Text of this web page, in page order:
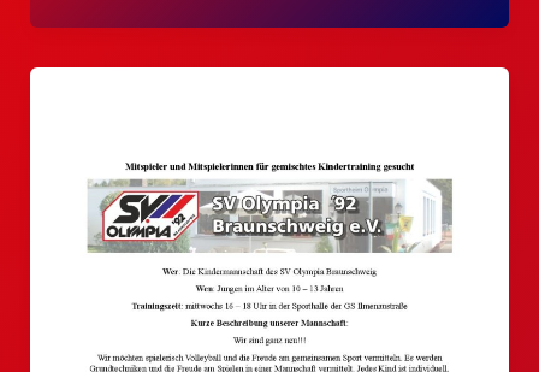
Fussball.de